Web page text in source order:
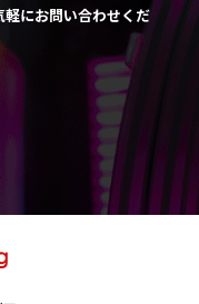
にお問い合わせくだ